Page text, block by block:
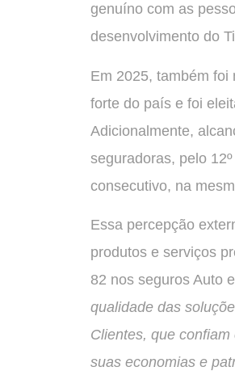
genuíno com as
desenvolvimento do
Em 2025, também
forte do país e foi
Adicionalmente,
seguradoras, pelo
consecutivo, na
Essa percepção
produtos e serviços
82 nos seguros Auto
qualidade das
Clientes, que
suas economias e